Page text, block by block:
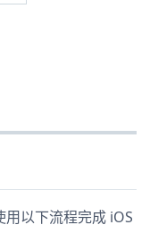
以下流程完成 iOS